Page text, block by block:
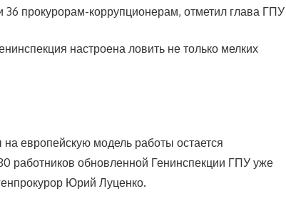
прокурорам-коррупционерам, отметил глава ГПУ
европейскую модель работы остается
работников обновленной Генинспекции ГПУ уже
Юрий Луценко.